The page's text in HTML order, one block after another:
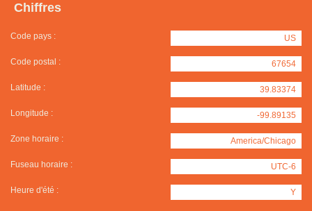
Chiffres
Code pays : US
Code postal : 67654
Latitude : 39.83374
Longitude : -99.89135
Zone horaire : America/Chicago
Fuseau horaire : UTC-6
Heure d'été : Y